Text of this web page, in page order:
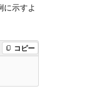
に示すよ
コピー